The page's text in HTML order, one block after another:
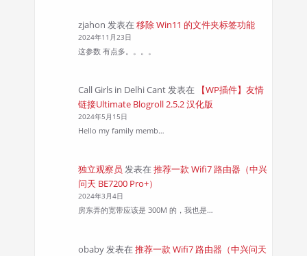
zjahon 发表在 移除 Win11 的文件夹标签功能
2024年11月23日
这参数 有点多。。。。
Call Girls in Delhi Cant发表在
【WP插件】友情
链接Ultimate Blogroll 2.5.2 汉化版
2024年5月15日
Hello my family memb…
独立观察员 发表在 推荐一款 Wifi7 路由器（中兴
问天 BE7200 Pro+）
2024年3月4日
房东弄的宽带应该是 300M 的，我也是…
obaby发表在 推荐一款 Wifi7 路由器（中兴问天